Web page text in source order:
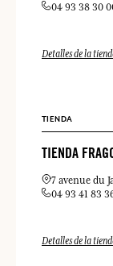
04 93 38 30
Detalles de la
TIENDA
TIENDA
7 avenue du
04 93 41 83
Detalles de la